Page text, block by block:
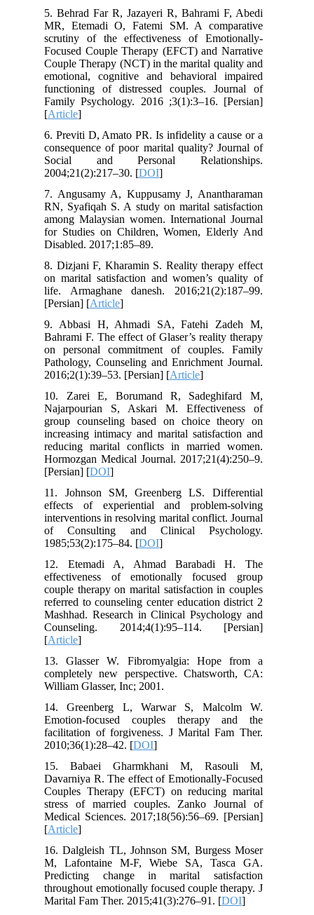
5. Behrad Far R, Jazayeri R, Bahrami F, Abedi
MR, Etemadi O, Fatemi SM. A comparative
scrutiny of the effectiveness of Emotionally-
Focused Couple Therapy (EFCT) and Narrative
Couple Therapy (NCT) in the marital quality and
emotional, cognitive and behavioral impaired
functioning of distressed couples. Journal of
Family Psychology. 2016 ;3(1):3–16. [Persian]
[Article
6. Previti D, Amato PR. Is infidelity a cause or a
consequence of poor marital quality? Journal of
Social and Personal Relationships.
2004;21(2):217–30. [DOI
7. Angusamy A, Kuppusamy J, Anantharaman
RN, Syafiqah S. A study on marital satisfaction
among Malaysian women. International Journal
for Studies on Children, Women, Elderly And
Disabled. 2017;1:85–89.
8. Dizjani F, Kharamin S. Reality therapy effect
on marital satisfaction and women’s quality of
life. Armaghane danesh. 2016;21(2):187–99.
[Persian] [Article
9. Abbasi H, Ahmadi SA, Fatehi Zadeh M,
Bahrami F. The effect of Glaser’s reality therapy
on personal commitment of couples. Family
Pathology, Counseling and Enrichment Journal.
2016;2(1):39–53. [Persian] [Article
10. Zarei E, Borumand R, Sadeghifard M,
Najarpourian S, Askari M. Effectiveness of
group counseling based on choice theory on
increasing intimacy and marital satisfaction and
reducing marital conflicts in married women.
Hormozgan Medical Journal. 2017;21(4):250–9.
[Persian] [DOI
11. Johnson SM, Greenberg LS. Differential
effects of experiential and problem-solving
interventions in resolving marital conflict. Journal
of Consulting and Clinical Psychology.
1985;53(2):175–84. [DOI
12. Etemadi A, Ahmad Barabadi H. The
effectiveness of emotionally focused group
couple therapy on marital satisfaction in couples
referred to counseling center education district 2
Mashhad. Research in Clinical Psychology and
Counseling. 2014;4(1):95–114. [Persian]
[Article
13. Glasser W. Fibromyalgia: Hope from a
completely new perspective. Chatsworth, CA:
William Glasser, Inc; 2001.
14. Greenberg L, Warwar S, Malcolm W.
Emotion-focused couples therapy and the
facilitation of forgiveness. J Marital Fam Ther.
2010;36(1):28–42. [DOI
15. Babaei Gharmkhani M, Rasouli M,
Davarniya R. The effect of Emotionally-Focused
Couples Therapy (EFCT) on reducing marital
stress of married couples. Zanko Journal of
Medical Sciences. 2017;18(56):56–69. [Persian]
[Article
16. Dalgleish TL, Johnson SM, Burgess Moser
M, Lafontaine M-F, Wiebe SA, Tasca GA.
Predicting change in marital satisfaction
throughout emotionally focused couple therapy. J
Marital Fam Ther. 2015;41(3):276–91. [DOI